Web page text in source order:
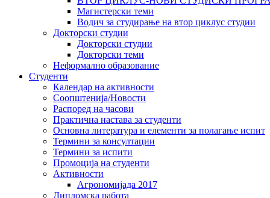
Магистерски теми
Водич за студирање на втор циклус студии
Докторски студии
Докторски студии
Докторски теми
Неформално образование
Студенти
Календар на активности
Соопштенија/Новости
Распоред на часови
Практична настава за студенти
Основна литература и елементи за полагање испит
Термини за консултации
Термини за испити
Промоција на студенти
Активности
Агрономијада 2017
Дипломска работа